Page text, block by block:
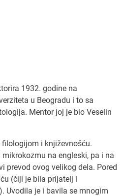
1932. godine na
u Beogradu i to sa
Mentor joj je bio Veselin
i književnošću.
na engleski, pa i na
prevod ovog velikog dela. Pored
(čiji je bila prijatelj i
Uvodila je i bavila se mnogim